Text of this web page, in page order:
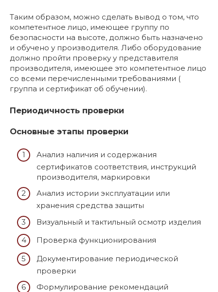
Таким образом, можно сделать вывод о том, что
компетентное лицо, имеющее группу по
безопасности на высоте, должно быть назначено
и обучено у производителя. Либо оборудование
должно пройти проверку у представителя
производителя, имеющее это компетентное лицо
со всеми перечисленными требованиями (
группа и сертификат об обучении).
Периодичность проверки
Основные этапы проверки
Анализ наличия и содержания
сертификатов соответствия, инструкций
производителя, маркировки
Анализ истории эксплуатации или
хранения средства защиты
Визуальный и тактильный осмотр изделия
Проверка функционирования
Документирование периодической
проверки
Формулирование рекомендаций